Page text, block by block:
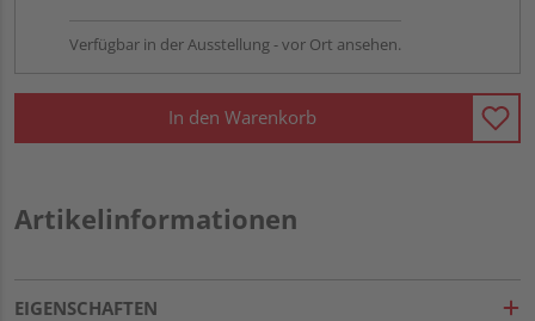
Verfügbar in der Ausstellung - vor Ort ansehen.
In den Warenkorb
Artikelinformationen
EIGENSCHAFTEN